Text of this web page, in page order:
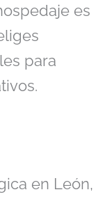
es
para
en León,